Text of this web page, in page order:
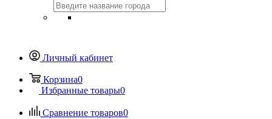
Личный кабинет
Корзина0
Избранные товары0
Сравнение товаров0